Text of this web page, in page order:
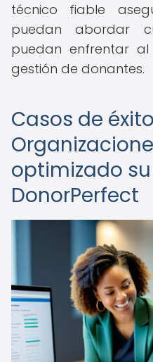
técnico fiable
puedan abordar
puedan enfrentar
gestión de donantes.
Casos de
optimizado
DonorPerfect